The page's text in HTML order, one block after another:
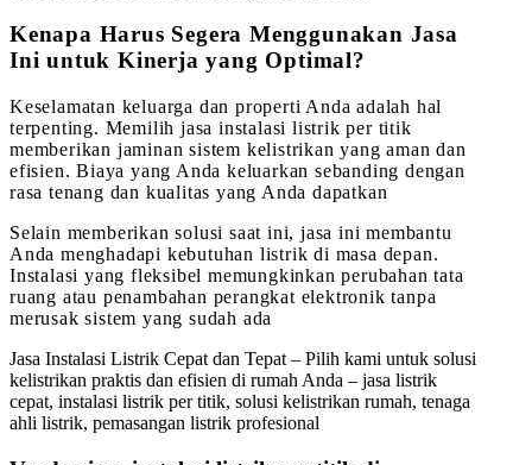
Kenapa Harus Segera Menggunakan Jasa
Ini untuk Kinerja yang Optimal?
Keselamatan keluarga dan properti Anda adalah hal
terpenting. Memilih jasa instalasi listrik per titik
memberikan jaminan sistem kelistrikan yang aman dan
efisien. Biaya yang Anda keluarkan sebanding dengan
rasa tenang dan kualitas yang Anda dapatkan
Selain memberikan solusi saat ini, jasa ini membantu
Anda menghadapi kebutuhan listrik di masa depan.
Instalasi yang fleksibel memungkinkan perubahan tata
ruang atau penambahan perangkat elektronik tanpa
merusak sistem yang sudah ada
Jasa Instalasi Listrik Cepat dan Tepat – Pilih kami untuk solusi
kelistrikan praktis dan efisien di rumah Anda – jasa listrik
cepat, instalasi listrik per titik, solusi kelistrikan rumah, tenaga
ahli listrik, pemasangan listrik profesional